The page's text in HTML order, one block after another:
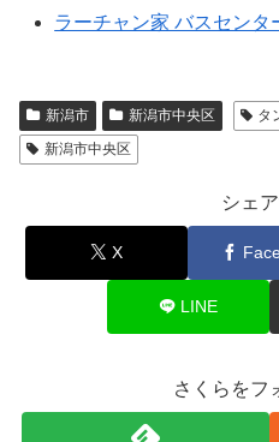
ラーチャン家 バスセン
新潟市 新潟市中央区 タ
新潟市中央区
シェ
X
LINE
さくらをフ